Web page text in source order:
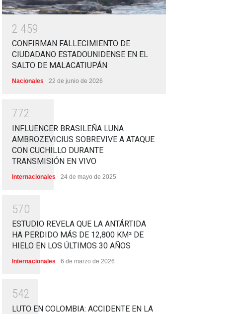
2 459
CONFIRMAN FALLECIMIENTO DE
CIUDADANO ESTADOUNIDENSE EN EL
SALTO DE MALACATIUPÁN
Nacionales 22 de junio de 2026
772
INFLUENCER BRASILEÑA LUNA
AMBROZEVICIUS SOBREVIVE A ATAQUE
CON CUCHILLO DURANTE
TRANSMISIÓN EN VIVO
Internacionales 24 de mayo de 2025
570
ESTUDIO REVELA QUE LA ANTÁRTIDA
HA PERDIDO MÁS DE 12,800 KM² DE
HIELO EN LOS ÚLTIMOS 30 AÑOS
Internacionales 6 de marzo de 2026
542
LUTO EN COLOMBIA: ACCIDENTE EN LA